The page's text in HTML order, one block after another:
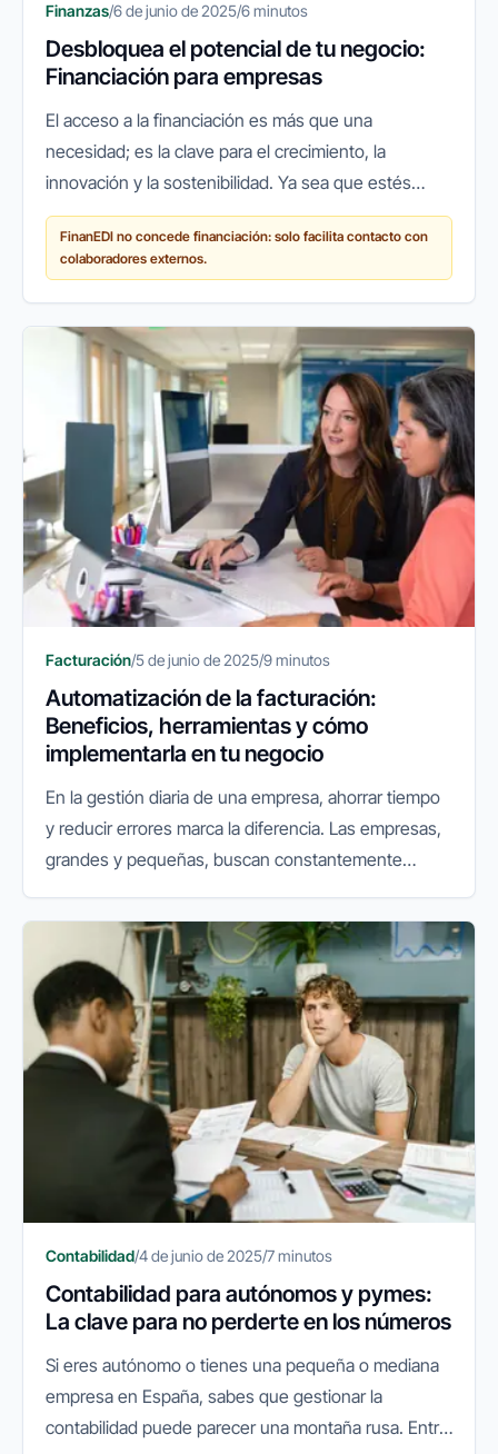
Finanzas/6 de junio de 2025/6 minutos
Desbloquea el potencial de tu negocio:
Financiación para empresas
El acceso a la financiación es más que una
necesidad; es la clave para el crecimiento, la
innovación y la sostenibilidad. Ya sea que estés
buscando expandir tu negocio, lanzar un nuevo
producto, gestionar tu flujo de...
FinanEDI no concede financiación: solo facilita contacto con
colaboradores externos.
Facturación/5 de junio de 2025/9 minutos
Automatización de la facturación:
Beneficios, herramientas y cómo
implementarla en tu negocio
En la gestión diaria de una empresa, ahorrar tiempo
y reducir errores marca la diferencia. Las empresas,
grandes y pequeñas, buscan constantemente
y liberar tiempo...
Contabilidad/4 de junio de 2025/7 minutos
Contabilidad para autónomos y pymes:
La clave para no perderte en los números
Si eres autónomo o tienes una pequeña o mediana
empresa en España, sabes que gestionar la
contabilidad puede parecer una montaña rusa. Entre